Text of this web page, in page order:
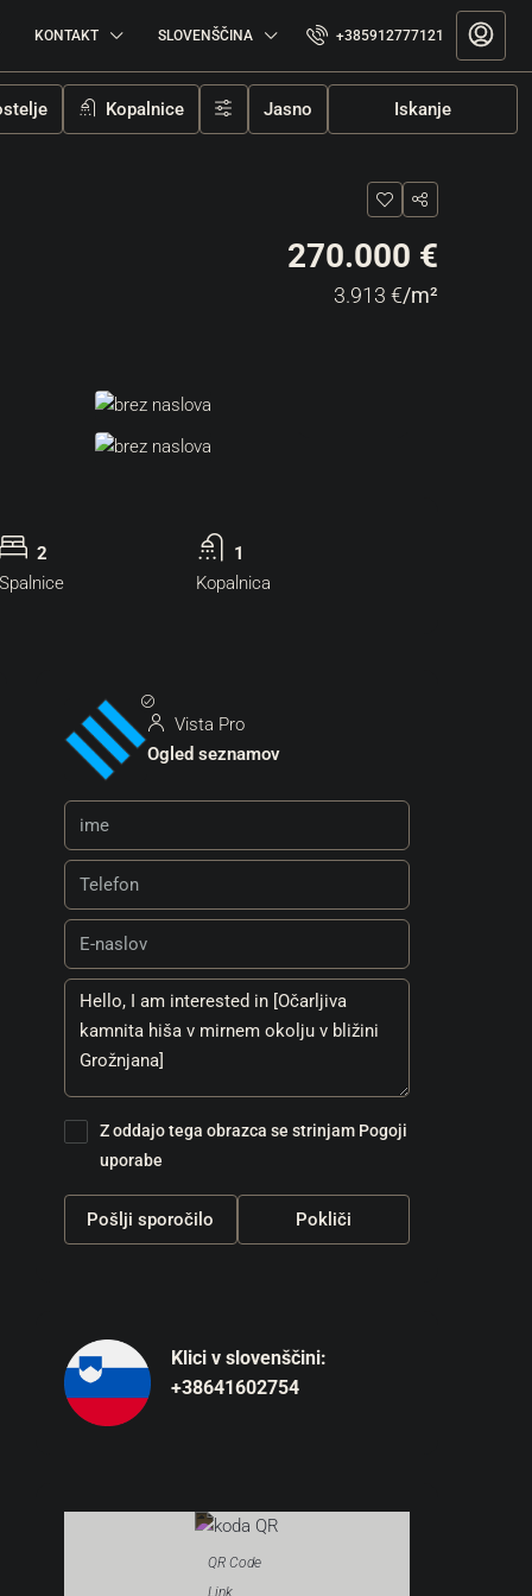
KONTAKT SLOVENŠČINA +385912777121
Kopalnice Jasno Iskanje
270.000 €
3.913 €/m²
2
Spalnice
1
Kopalnica
Vista Pro
Ogled seznamov
Z oddajo tega obrazca se strinjam Pogoji
uporabe
Pošlji sporočilo Pokliči
Klici v slovenščini:
+38641602754
QR Code
Link